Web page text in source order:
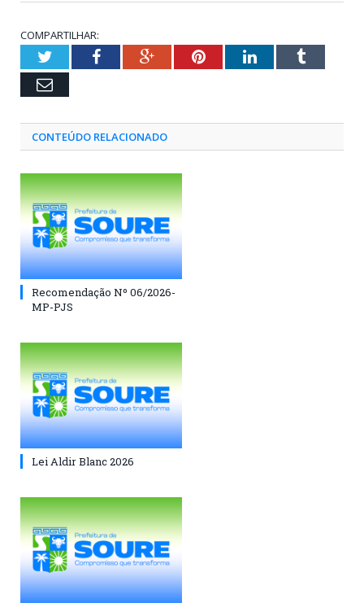
COMPARTILHAR:
TwitterFacebookGoogle+PinterestLinkedInTumblr
Email
CONTEÚDO RELACIONADO
Recomendação Nº 06/2026-
MP-PJS
Lei Aldir Blanc 2026